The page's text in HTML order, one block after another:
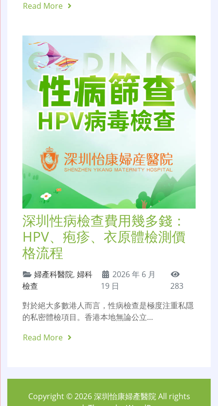
Read More
深圳性病檢查費用幾多錢：
HPV、疱疹、衣原體檢測價
格流程
婦產科醫院, 婦科
檢查
2026 年 6 月
19 日
283
對於絕大多數港人而言，性病檢查是極度注重私隱
的私密體檢項目。香港本地無論公立…
Read More
Copyright © 2026深圳怡康婦產醫院All rights